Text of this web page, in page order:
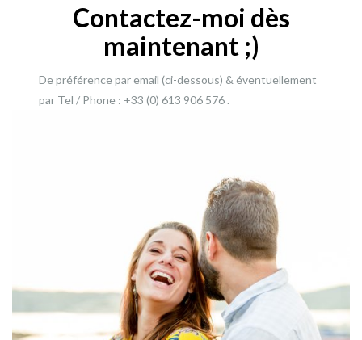
Contactez-moi dès
maintenant ;)
De préférence par email (ci-dessous) & éventuellement
par Tel / Phone : +33 (0) 613 906 576 .